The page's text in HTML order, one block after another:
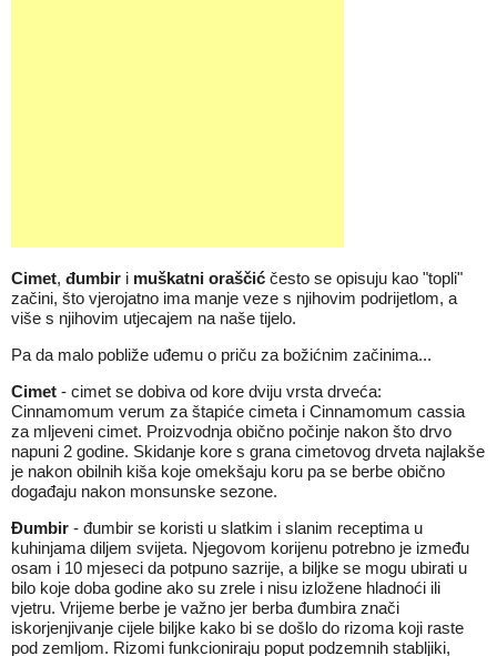
Cimet, đumbir i muškatni oraščić često se opisuju kao "topli"
začini, što vjerojatno ima manje veze s njihovim podrijetlom, a
više s njihovim utjecajem na naše tijelo.
Pa da malo pobliže uđemu o priču za božićnim začinima...
Cimet - cimet se dobiva od kore dviju vrsta drveća:
Cinnamomum verum za štapiće cimeta i Cinnamomum cassia
za mljeveni cimet. Proizvodnja obično počinje nakon što drvo
napuni 2 godine. Skidanje kore s grana cimetovog drveta najlakše
je nakon obilnih kiša koje omekšaju koru pa se berbe obično
događaju nakon monsunske sezone.
Đumbir - đumbir se koristi u slatkim i slanim receptima u
kuhinjama diljem svijeta. Njegovom korijenu potrebno je između
osam i 10 mjeseci da potpuno sazrije, a biljke se mogu ubirati u
bilo koje doba godine ako su zrele i nisu izložene hladnoći ili
vjetru. Vrijeme berbe je važno jer berba đumbira znači
iskorjenjivanje cijele biljke kako bi se došlo do rizoma koji raste
pod zemljom. Rizomi funkcioniraju poput podzemnih stabljiki,